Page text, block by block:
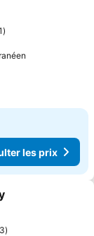
les prix